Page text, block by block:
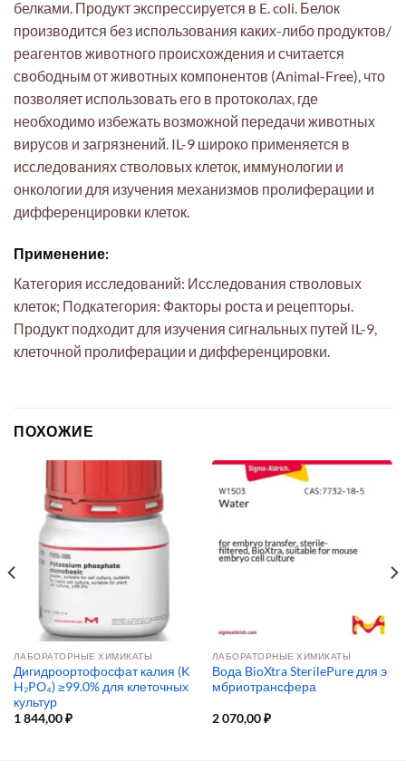
белками. Продукт экспрессируется в E. coli. Белок
производится без использования каких-либо продуктов/
реагентов животного происхождения и считается
свободным от животных компонентов (Animal-Free), что
позволяет использовать его в протоколах, где
необходимо избежать возможной передачи животных
вирусов и загрязнений. IL-9 широко применяется в
исследованиях стволовых клеток, иммунологии и
онкологии для изучения механизмов пролиферации и
дифференцировки клеток.
Применение:
Категория исследований: Исследования стволовых
клеток; Подкатегория: Факторы роста и рецепторы.
Продукт подходит для изучения сигнальных путей IL-9,
клеточной пролиферации и дифференцировки.
ПОХОЖИЕ
ЛАБОРАТОРНЫЕ ХИМИКАТЫ
Дигидроортофосфат калия (K
H₂PO₄) ≥99.0% для клеточных
культур
1 844,00₽
ЛАБОРАТОРНЫЕ ХИМИКАТЫ
Вода BioXtra SterilePure для э
мбриотрансфера
2 070,00₽